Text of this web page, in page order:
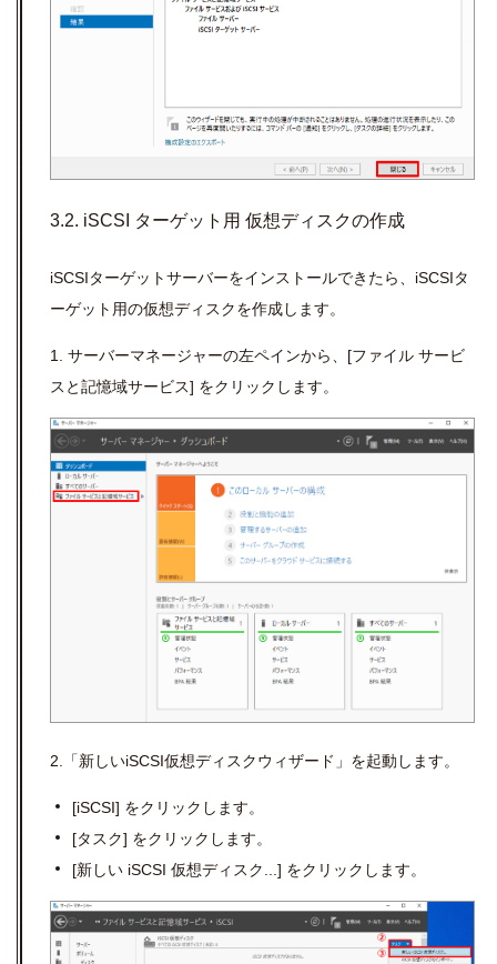
3.2. iSCSI ターゲット用 仮想ディスクの作成
iSCSIターゲットサーバーをインストールできたら、iSCSIタ
ーゲット用の仮想ディスクを作成します。
1. サーバーマネージャーの左ペインから、[ファイル サービ
スと記憶域サービス] をクリックします。
2.「新しいiSCSI仮想ディスクウィザード」を起動します。
[iSCSI] をクリックします。
[タスク] をクリックします。
[新しい iSCSI 仮想ディスク...] をクリックします。